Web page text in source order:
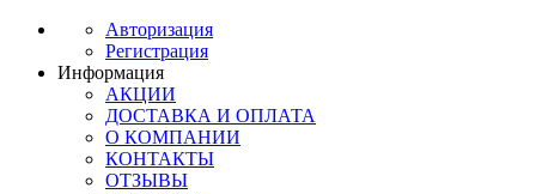
Авторизация
Регистрация
Информация
АКЦИИ
ДОСТАВКА И ОПЛАТА
О КОМПАНИИ
КОНТАКТЫ
ОТЗЫВЫ